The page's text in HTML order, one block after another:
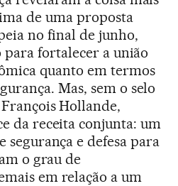
de uma proposta
no final de junho,
para fortalecer a união
quanto em termos
Mas, sem o selo
Hollande,
da receita conjunta: um
segurança e defesa para
o grau de
em relação a um